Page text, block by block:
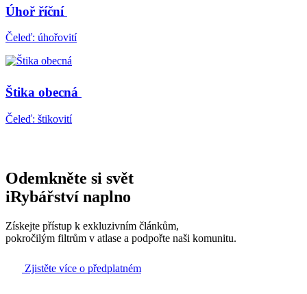
Úhoř říční
Čeleď: úhořovití
Štika obecná
Čeleď: štikovití
Odemkněte si svět
iRybářství naplno
Získejte přístup k exkluzivním článkům,
pokročilým filtrům v atlase a podpořte naši komunitu.
Zjistěte více o předplatném